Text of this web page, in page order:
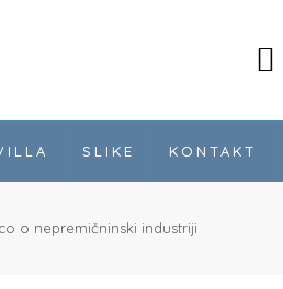
SLIKE KONTAKT
o nepremičninski industriji